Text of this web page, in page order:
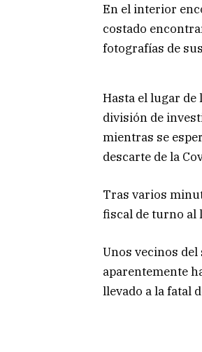
En el interior
costado
fotografías de
Hasta el lugar de
división de
mientras se
descarte de la
Tras varios
fiscal de turno al
Unos vecinos
aparentemente
llevado a la fatal